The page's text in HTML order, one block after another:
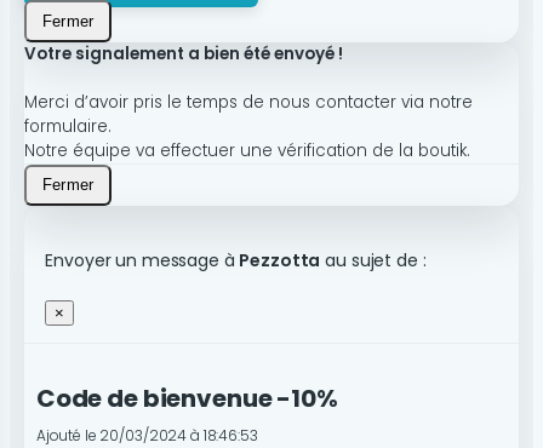
Fermer
Votre signalement a bien été envoyé !
Merci d’avoir pris le temps de nous contacter via notre
formulaire.
Notre équipe va effectuer une vérification de la boutik.
Fermer
Envoyer un message à Pezzotta au sujet de :
×
Code de bienvenue -10%
Ajouté le 20/03/2024 à 18:46:53